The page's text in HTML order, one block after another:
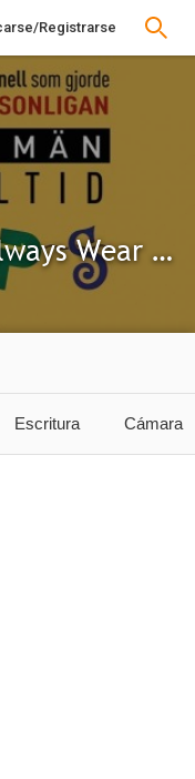
Registrarse
Real Men Always Wear Ties
Escritura Cámara